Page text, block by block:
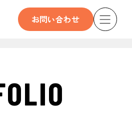
お問い合わせ